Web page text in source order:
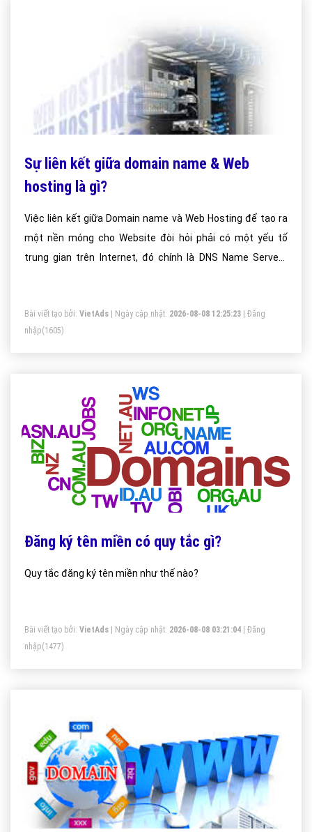
Sự liên kết giữa domain name & Web
hosting là gì?
Việc liên kết giữa Domain name và Web Hosting để tạo ra
một nền móng cho Website đòi hỏi phải có một yếu tố
trung gian trên Internet, đó chính là DNS Name Servers
Bài viết tạo bởi: VietAds | Ngày cập nhật: 2026-08-08 12:25:23
Đăng
nhập(1605)
Đăng ký tên miền có quy tắc gì?
Quy tắc đăng ký tên miền như thế nào?
Bài viết tạo bởi: VietAds | Ngày cập nhật: 2026-08-08 03:21:04
Đăng
nhập(1477)